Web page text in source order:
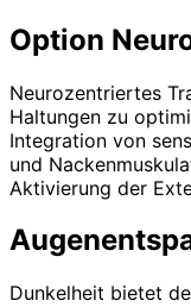
Option
Neurozentriertes
Haltungen zu
Integration von
und
Aktivierung der
Dunkelheit bietet